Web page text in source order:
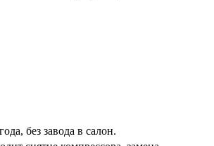
без завода в салон.